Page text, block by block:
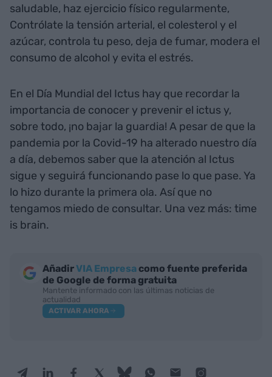
saludable, haz ejercicio físico regularmente,
Contrólate la tensión arterial, el colesterol y el
azúcar, controla tu peso, deja de fumar, modera el
consumo de alcohol y evita el estrés.
En el Día Mundial del Ictus hay que recordar la
importancia de conocer y prevenir el ictus y,
sobre todo, ¡no bajar la guardia! A pesar de que la
pandemia por la Covid-19 ha alterado nuestro día
a día, debemos saber que la atención al Ictus
sigue y seguirá funcionando pase lo que pase. Ya
lo hizo durante la primera ola. Así que no
tengamos miedo de consultar. Una vez más: time
is brain.
AñadirVIA Empresa como fuente preferida
de Google de forma gratuita
Mantente informado con las últimas noticias de
actualidad
ACTIVAR AHORA